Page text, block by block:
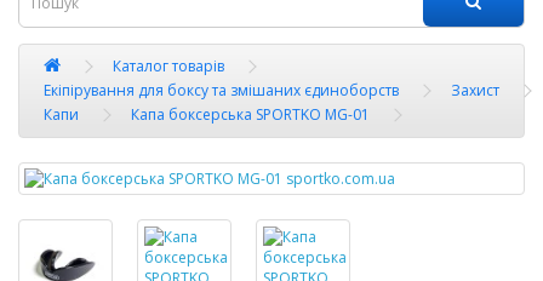
Каталог товарів
Екіпірування для боксу та змішаних єдиноборств
Захист
Капи
Капа боксерська SPORTKO MG-01